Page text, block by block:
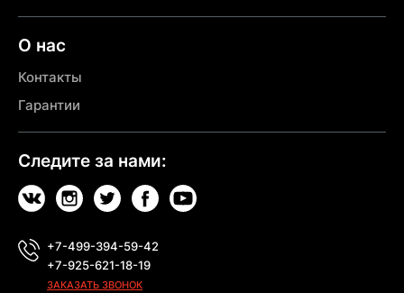
О нас
Контакты
Гарантии
Следите за нами:
+7-499-394-59-42
+7-925-621-18-19
ЗАКАЗАТЬ ЗВОНОК